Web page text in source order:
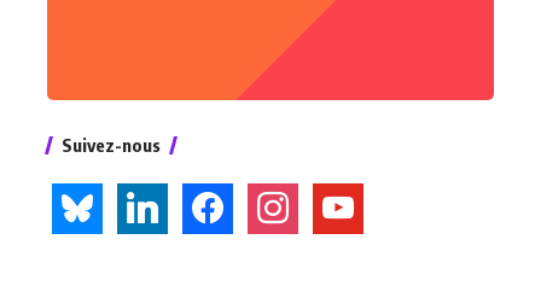
Suivez-nous
bluesky linkedin facebook instagramyoutube